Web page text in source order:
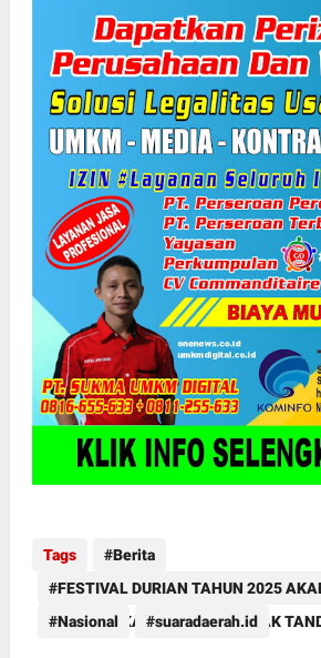
Tags
Berita
FESTIVAL DURIAN TAHUN 2025
LAKSANAKAN DI PADANG ULAK
Nasional suaradaerah.id